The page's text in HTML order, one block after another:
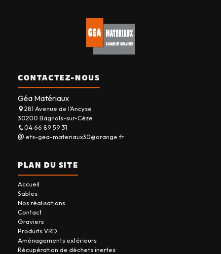
CONTACTEZ-NOUS
Géa Matériaux
281 Avenue de l'Ancyse
30200 Bagnols-sur-Cèze
04 66 89 59 31
ets-gea-materiaux30@orange.fr
PLAN DU SITE
Accueil
Sables
Nos réalisations
Contact
Graviers
Produits VRD
Aménagements extérieurs
Récupération de déchets inertes